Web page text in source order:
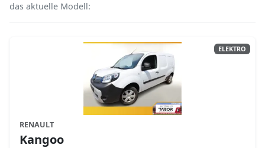
das aktuelle Modell:
ELEKTRO
RENAULT
Kangoo